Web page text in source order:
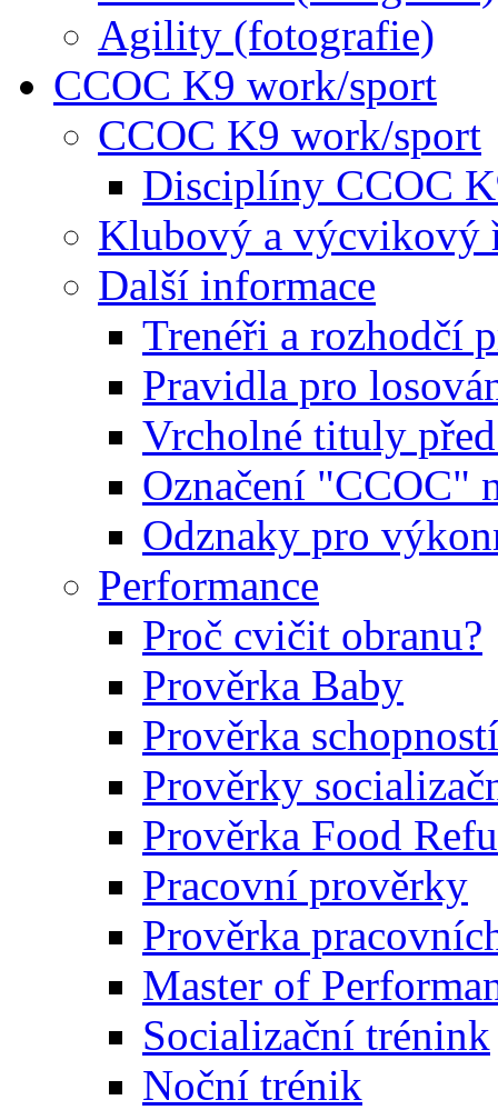
Agility (fotografie)
CCOC K9 work/sport
CCOC K9 work/sport
Disciplíny CCOC
Klubový a výcvikový
Další informace
Trenéři a rozhodčí
Pravidla pro
Vrcholné tituly
Označení "CCOC"
Odznaky pro
Performance
Proč cvičit obranu?
Prověrka Baby
Prověrka
Prověrky
Prověrka Food
Pracovní prověrky
Prověrka
Master of
Socializační trénink
Noční trénik